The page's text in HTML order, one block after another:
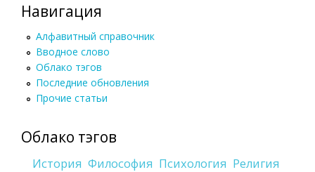
Навигация
Алфавитный справочник
Вводное слово
Облако тэгов
Последние обновления
Прочие статьи
Облако тэгов
История Философия Психология Религия